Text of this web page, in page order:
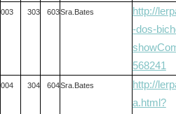
003 303 603Sra.Bates
http://
-dos-
568241
004 304 604Sra.Bates
http://
a.html?